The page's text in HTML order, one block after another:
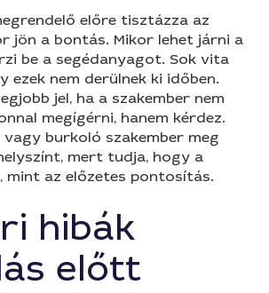
előre tisztázza az
jön a bontás. Mikor lehet járni a
be a segédanyagot. Sok vita
ezek nem derülnek ki időben.
jel, ha a szakember nem
megígérni, hanem kérdez.
burkoló szakember meg
mert tudja, hogy a
mint az előzetes pontosítás.
hibák
előtt